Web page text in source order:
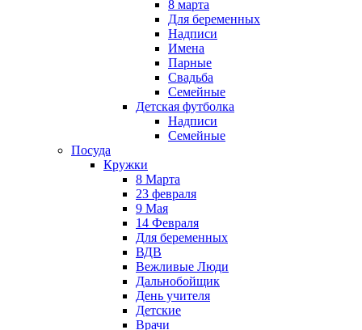
8 марта
Для беременных
Надписи
Имена
Парные
Свадьба
Семейные
Детская футболка
Надписи
Семейные
Посуда
Кружки
8 Марта
23 февраля
9 Мая
14 Февраля
Для беременных
ВДВ
Вежливые Люди
Дальнобойщик
День учителя
Детские
Врачи